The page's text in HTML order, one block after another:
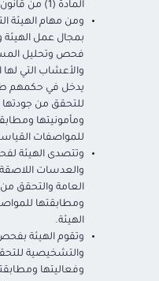
المادة (1) من قانون إنشاء الهيئة.
ومن مهام الهيئة
بمجال عمل
فحص وتحليل
والأعشاب التي
يدخل في حكمهم
للتحقق من جودتها
ومأمونيتها
للمواصفات
وتتصدى الهيئة
والعدسات اللاصقة
العامة والتحقق
ومطابقتها
الهيئة.
وتقوم الهيئة
والتشخيصية
وفعاليتها